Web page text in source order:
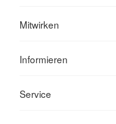
Mitwirken
Informieren
Service